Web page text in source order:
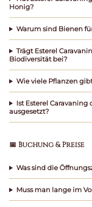
Honig?
Warum sind Bienen
Trägt Esterel
Biodiversität bei?
Wie viele Pflanzen
Ist Esterel
ausgesetzt?
📅 Buchung & Preise
Was sind die
Muss man lange im